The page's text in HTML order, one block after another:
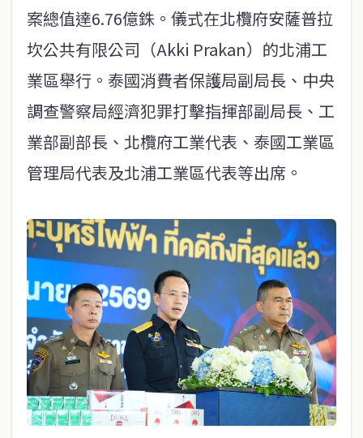
案總值達6.76億銖。儀式在北欖府安薩普拉
坎公共有限公司（Akki Prakan）的北浦工
業區舉行。泰國消費者保護局副局長、中央
調查警察局經濟犯罪打擊指揮部副局長、工
業部副部長、北欖府工業代表、泰國工業區
管理局代表及北浦工業區代表等出席。